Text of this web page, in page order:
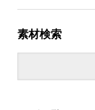
素材検索